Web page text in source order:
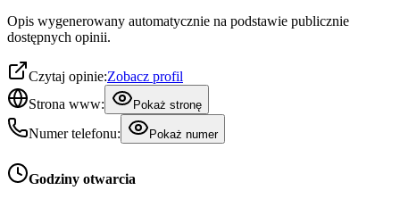
Opis wygenerowany automatycznie na podstawie publicznie
dostępnych opinii.
Czytaj opinie:Zobacz profil
Strona www:
Pokaż stronę
Numer telefonu: Pokaż numer
Godziny otwarcia